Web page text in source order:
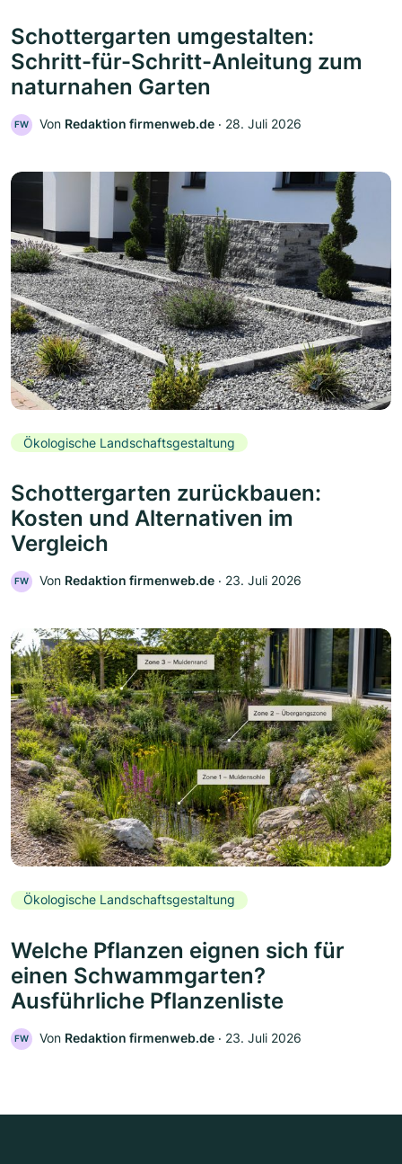
Schottergarten umgestalten:
Schritt-für-Schritt-Anleitung zum
naturnahen Garten
FW Von Redaktion firmenweb.de ‧ 28. Juli 2026
Ökologische Landschaftsgestaltung
Schottergarten zurückbauen:
Kosten und Alternativen im
Vergleich
FW Von Redaktion firmenweb.de ‧ 23. Juli 2026
Ökologische Landschaftsgestaltung
Welche Pflanzen eignen sich für
einen Schwammgarten?
Ausführliche Pflanzenliste
FW Von Redaktion firmenweb.de ‧ 23. Juli 2026